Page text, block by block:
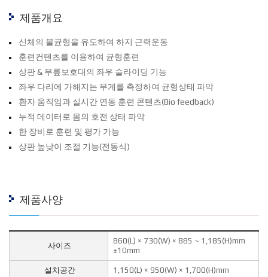
제품개요
신체의 불균형을 유도하여 하지 근력운동
훈련컨텐츠를 이용하여 균형훈련
상판 & 무릎보호대의 좌우 슬라이딩 기능
좌우 다리에 가해지는 무게를 측정하여 균형상태 파악
환자 움직임과 실시간 연동 훈련 콘텐츠(Bio feedback)
누적 데이터로 몸의 호전 상태 파악
한 장비로 훈련 및 평가 가능
상판 높낮이 조절 기능(전동식)
제품사양
사이즈
860(L) × 730(W) × 885 ~ 1,185(H)mm
±10mm
설치공간 1,150(L) × 950(W) × 1,700(H)mm